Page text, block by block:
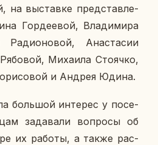
на вы­став­ке пред­став­ле­
Гор­де­е­вой, Вла­ди­ми­ра
Ра­ди­о­но­вой, Ана­ста­сии
Ми­ха­и­ла Сто­яч­ко,
и Андрея Юдина.
боль­шой ин­те­рес у по­се­
за­да­ва­ли во­про­сы об
их работы, а также рас­